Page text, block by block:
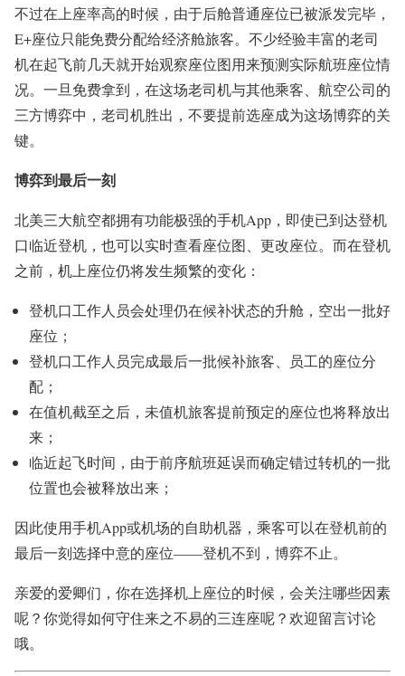
不过在上座率高的时候，由于后舱普通座位已被派发完毕，
E+座位只能免费分配给经济舱旅客。不少经验丰富的老司
机在起飞前几天就开始观察座位图用来预测实际航班座位情
况。一旦免费拿到，在这场老司机与其他乘客、航空公司的
三方博弈中，老司机胜出，不要提前选座成为这场博弈的关
键。
博弈到最后一刻
北美三大航空都拥有功能极强的手机App，即使已到达登机
口临近登机，也可以实时查看座位图、更改座位。而在登机
之前，机上座位仍将发生频繁的变化：
登机口工作人员会处理仍在候补状态的升舱，空出一批好
座位；
登机口工作人员完成最后一批候补旅客、员工的座位分
配；
在值机截至之后，未值机旅客提前预定的座位也将释放出
来；
临近起飞时间，由于前序航班延误而确定错过转机的一批
位置也会被释放出来；
因此使用手机App或机场的自助机器，乘客可以在登机前的
最后一刻选择中意的座位——登机不到，博弈不止。
亲爱的爱卿们，你在选择机上座位的时候，会关注哪些因素
呢？你觉得如何守住来之不易的三连座呢？欢迎留言讨论
哦。